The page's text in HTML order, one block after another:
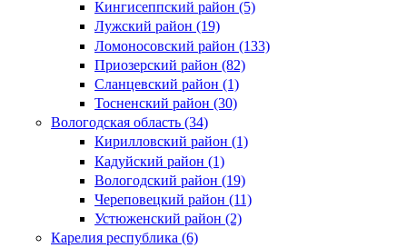
Кингисеппский район (5)
Лужский район (19)
Ломоносовский район (133)
Приозерский район (82)
Сланцевский район (1)
Тосненский район (30)
Вологодская область (34)
Кирилловский район (1)
Кадуйский район (1)
Вологодский район (19)
Череповецкий район (11)
Устюженский район (2)
Карелия республика (6)